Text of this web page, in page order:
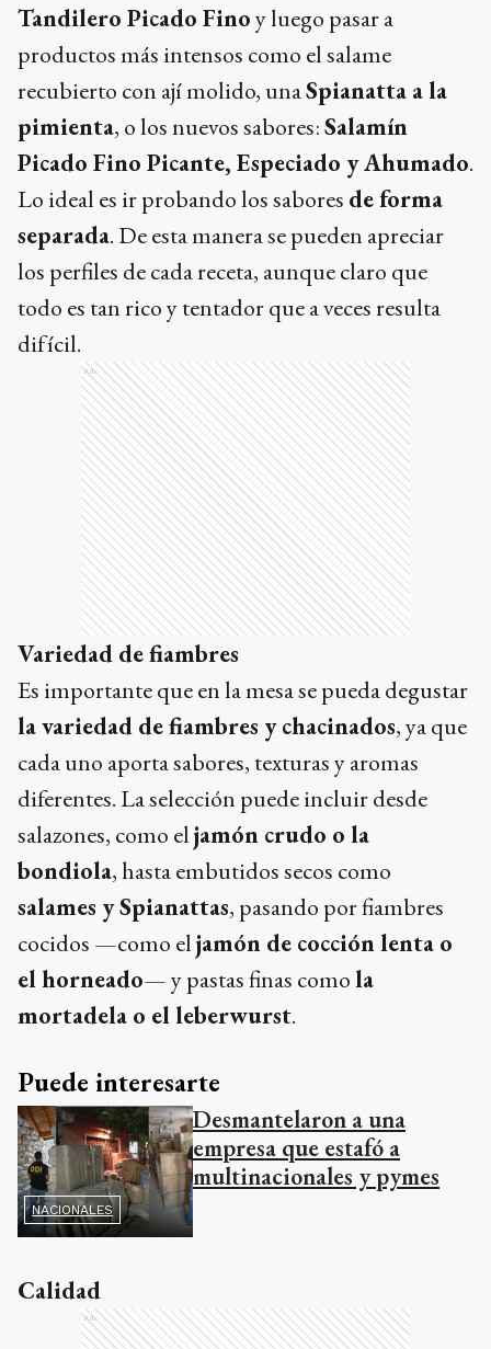
Tandilero Picado Finoy luego pasar a
productos más intensos como el salame
recubierto con ají molido, unaSpianatta a la
pimienta, o los nuevos sabores:Salamín
Picado Fino Picante, Especiado y Ahumado.
Lo ideal es ir probando los sabores de forma
separada. De esta manera se pueden apreciar
los perfiles de cada receta, aunque claro que
todo es tan rico y tentador que a veces resulta
difícil.
Ads
Variedad de fiambres
Es importante que en la mesa se pueda degustar
la variedad de fiambres y chacinados, ya que
cada uno aporta sabores, texturas y aromas
diferentes. La selección puede incluir desde
salazones, como eljamón crudo o la
bondiola, hasta embutidos secos como
salames y Spianattas, pasando por fiambres
cocidos —como eljamón de cocción lenta o
el horneado— y pastas finas comola
mortadela o el leberwurst.
Puede interesarte
NACIONALES
Desmantelaron a una
empresa que estafó a
multinacionales y pymes
Calidad
Ads